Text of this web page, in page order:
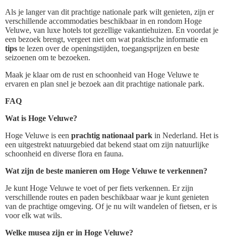
Als je langer van dit prachtige nationale park wilt genieten, zijn er
verschillende accommodaties beschikbaar in en rondom Hoge
Veluwe, van luxe hotels tot gezellige vakantiehuizen. En voordat je
een bezoek brengt, vergeet niet om wat praktische informatie en
tips te lezen over de openingstijden, toegangsprijzen en beste
seizoenen om te bezoeken.
Maak je klaar om de rust en schoonheid van Hoge Veluwe te
ervaren en plan snel je bezoek aan dit prachtige nationale park.
FAQ
Wat is Hoge Veluwe?
Hoge Veluwe is een prachtig nationaal park in Nederland. Het is
een uitgestrekt natuurgebied dat bekend staat om zijn natuurlijke
schoonheid en diverse flora en fauna.
Wat zijn de beste manieren om Hoge Veluwe te verkennen?
Je kunt Hoge Veluwe te voet of per fiets verkennen. Er zijn
verschillende routes en paden beschikbaar waar je kunt genieten
van de prachtige omgeving. Of je nu wilt wandelen of fietsen, er is
voor elk wat wils.
Welke musea zijn er in Hoge Veluwe?